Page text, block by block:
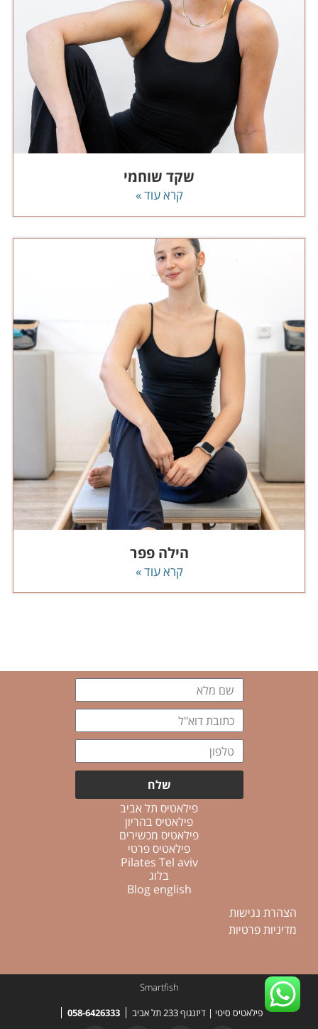
שקד שוחמי
קרא עוד »
הילה פפר
קרא עוד »
שם
מלא
כתובת
דוא"ל
טלפון
שלח
פילאטיס תל אביב
פילאטיס בהריון
פילאטיס מכשירים
פילאטיס פרטי
Pilates Tel aviv
בלוג
Blog english
הצהרת נגישות
מדיניות פרטיות
פילאטיס סיטי | דיזנגוף 233 תל אביב 058-6426333
Smartfish